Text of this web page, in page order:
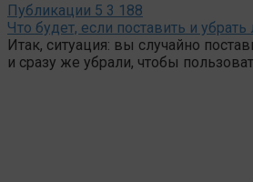
Публикации 5 3 188
Что будет, если поставить и
Итак, ситуация: вы случайно
и сразу же убрали, чтобы